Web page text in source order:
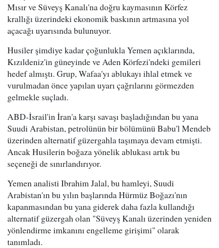
Mısır ve Süveyş Kanalı'na doğru kaymasının Körfez
krallığı üzerindeki ekonomik baskının artmasına yol
açacağı uyarısında bulunuyor.
Husiler şimdiye kadar çoğunlukla Yemen açıklarında,
Kızıldeniz'in güneyinde ve Aden Körfezi'ndeki gemileri
hedef almıştı. Grup, Wafaa'yı ablukayı ihlal etmek ve
vurulmadan önce yapılan uyarı çağrılarını görmezden
gelmekle suçladı.
ABD-İsrail'in İran'a karşı savaşı başladığından bu yana
Suudi Arabistan, petrolünün bir bölümünü Babu'l Mendeb
üzerinden alternatif güzergahla taşımaya devam etmişti.
Ancak Husilerin boğaza yönelik ablukası artık bu
seçeneği de sınırlandırıyor.
Yemen analisti Ibrahim Jalal, bu hamleyi, Suudi
Arabistan'ın bu yılın başlarında Hürmüz Boğazı'nın
kapanmasından bu yana giderek daha fazla kullandığı
alternatif güzergah olan "Süveyş Kanalı üzerinden yeniden
yönlendirme imkanını engelleme girişimi" olarak
tanımladı.